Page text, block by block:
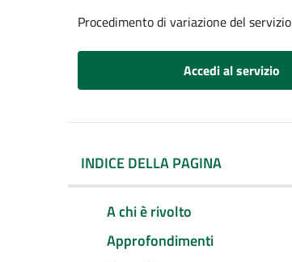
Procedimento di variazione del servizio
Accedi al servizio
INDICE DELLA PAGINA
A chi è rivolto
Approfondimenti